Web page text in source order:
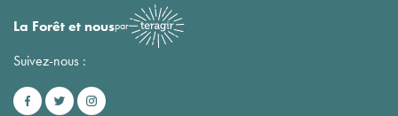
La Forêt et nouspar
Suivez-nous :